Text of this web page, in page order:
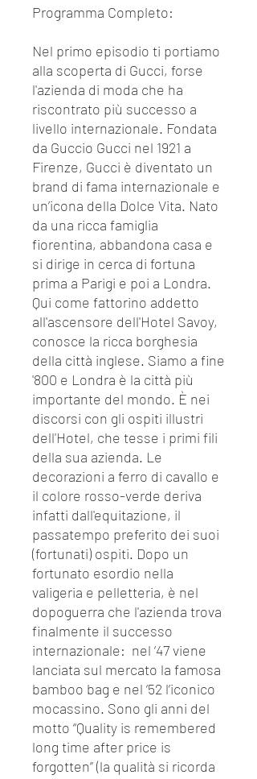
Programma Completo:
Nel primo episodio ti portiamo
alla scoperta di Gucci, forse
l'azienda di moda che ha
riscontrato più successo a
livello internazionale. Fondata
da Guccio Gucci nel 1921 a
Firenze, Gucci è diventato un
brand di fama internazionale e
un’icona della Dolce Vita. Nato
da una ricca famiglia
fiorentina, abbandona casa e
si dirige in cerca di fortuna
prima a Parigi e poi a Londra.
Qui come fattorino addetto
all'ascensore dell'Hotel Savoy,
conosce la ricca borghesia
della città inglese. Siamo a fine
'800 e Londra è la città più
importante del mondo. È nei
discorsi con gli ospiti illustri
dell'Hotel, che tesse i primi fili
della sua azienda. Le
decorazioni a ferro di cavallo e
il colore rosso-verde deriva
infatti dall'equitazione, il
passatempo preferito dei suoi
(fortunati) ospiti. Dopo un
fortunato esordio nella
valigeria e pelletteria, è nel
dopoguerra che l'azienda trova
finalmente il successo
internazionale: nel ‘47 viene
lanciata sul mercato la famosa
bamboo bag e nel ‘52 l’iconico
mocassino. Sono gli anni del
motto “Quality is remembered
long time after price is
forgotten” (la qualità si ricorda